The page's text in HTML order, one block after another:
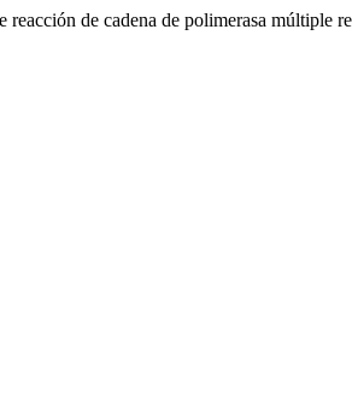
de cadena de polimerasa múltiple